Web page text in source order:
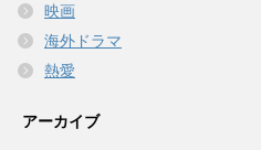
映画
海外ドラマ
熱愛
アーカイブ